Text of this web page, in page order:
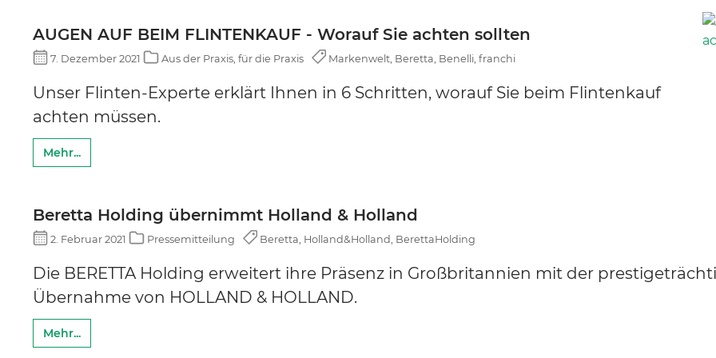
AUGEN AUF BEIM FLINTENKAUF - Worauf Sie achten sollten
7. Dezember 2021 Aus der Praxis, für die Praxis Markenwelt, Beretta, Benelli, franchi
Unser Flinten-Experte erklärt Ihnen in 6 Schritten, worauf Sie beim Flintenkauf
achten müssen.
Mehr...
Beretta Holding übernimmt Holland & Holland
2. Februar 2021 Pressemitteilung Beretta, Holland&Holland, BerettaHolding
Die BERETTA Holding erweitert ihre Präsenz in Großbritannien mit der
Übernahme von HOLLAND & HOLLAND.
Mehr...